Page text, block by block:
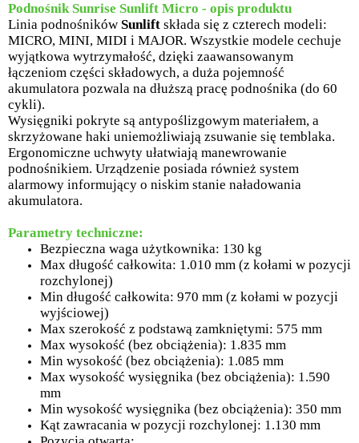
Podnośnik Sunrise Sunlift Micro - opis produktu
Linia podnośników Sunlift składa się z czterech modeli:
MICRO, MINI, MIDI i MAJOR. Wszystkie modele cechuje
wyjątkowa wytrzymałość, dzięki zaawansowanym
łączeniom części składowych, a duża pojemność
akumulatora pozwala na dłuższą pracę podnośnika (do 60
cykli).
Wysięgniki pokryte są antypoślizgowym materiałem, a
skrzyżowane haki uniemożliwiają zsuwanie się temblaka.
Ergonomiczne uchwyty ułatwiają manewrowanie
podnośnikiem. Urządzenie posiada również system
alarmowy informujący o niskim stanie naładowania
akumulatora.
Parametry techniczne:
Bezpieczna waga użytkownika: 130 kg
Max długość całkowita: 1.010 mm (z kołami w pozycji
rozchylonej)
Min długość całkowita: 970 mm (z kołami w pozycji
wyjściowej)
Max szerokość z podstawą zamkniętymi: 575 mm
Max wysokość (bez obciążenia): 1.835 mm
Min wysokość (bez obciążenia): 1.085 mm
Max wysokość wysięgnika (bez obciążenia): 1.590
mm
Min wysokość wysięgnika (bez obciążenia): 350 mm
Kąt zawracania w pozycji rozchylonej: 1.130 mm